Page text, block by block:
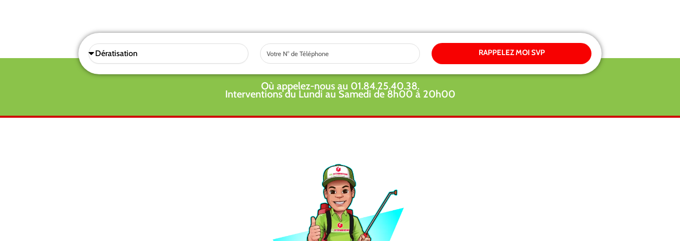
Sélectionnez
une
Tel RAPPELEZ MOI SVP
Où appelez-nous au 01.84.25.40.38.
Interventions du Lundi au Samedi de 8h00 à 20h00